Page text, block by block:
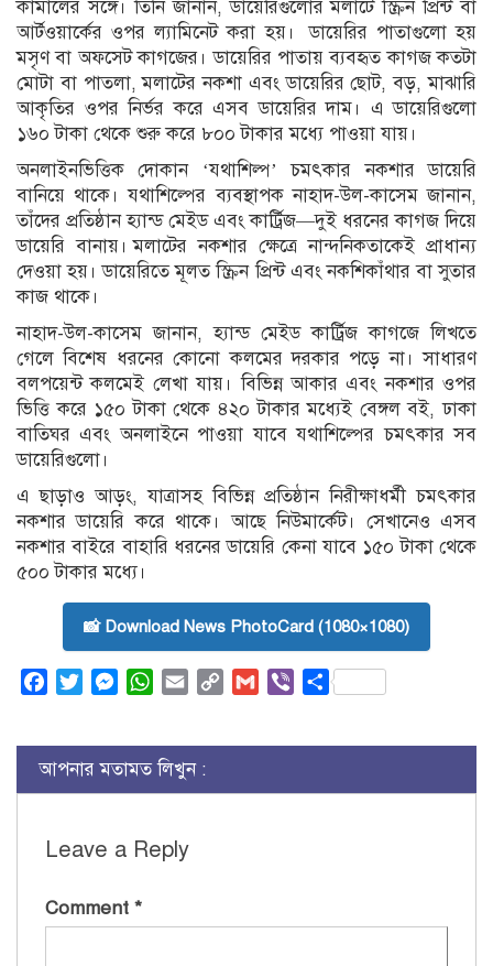
কামালের সঙ্গে। তিনি জানান, ডায়েরিগুলোর মলাটে স্ক্রিন প্রিন্ট বা
আর্টওয়ার্কের ওপর ল্যামিনেট করা হয়। ডায়েরির পাতাগুলো হয়
মসৃণ বা অফসেট কাগজের। ডায়েরির পাতায় ব্যবহৃত কাগজ কতটা
মোটা বা পাতলা, মলাটের নকশা এবং ডায়েরির ছোট, বড়, মাঝারি
আকৃতির ওপর নির্ভর করে এসব ডায়েরির দাম। এ ডায়েরিগুলো
১৬০ টাকা থেকে শুরু করে ৮০০ টাকার মধ্যে পাওয়া যায়।
অনলাইনভিত্তিক দোকান ‘যথাশিল্প’ চমৎকার নকশার ডায়েরি
বানিয়ে থাকে। যথাশিল্পের ব্যবস্থাপক নাহাদ-উল-কাসেম জানান,
তাঁদের প্রতিষ্ঠান হ্যান্ড মেইড এবং কার্ট্রিজ—দুই ধরনের কাগজ দিয়ে
ডায়েরি বানায়। মলাটের নকশার ক্ষেত্রে নান্দনিকতাকেই প্রাধান্য
দেওয়া হয়। ডায়েরিতে মূলত স্ক্রিন প্রিন্ট এবং নকশিকাঁথার বা সুতার
কাজ থাকে।
নাহাদ-উল-কাসেম জানান, হ্যান্ড মেইড কার্ট্রিজ কাগজে লিখতে
গেলে বিশেষ ধরনের কোনো কলমের দরকার পড়ে না। সাধারণ
বলপয়েন্ট কলমেই লেখা যায়। বিভিন্ন আকার এবং নকশার ওপর
ভিত্তি করে ১৫০ টাকা থেকে ৪২০ টাকার মধ্যেই বেঙ্গল বই, ঢাকা
বাতিঘর এবং অনলাইনে পাওয়া যাবে যথাশিল্পের চমৎকার সব
ডায়েরিগুলো।
এ ছাড়াও আড়ং, যাত্রাসহ বিভিন্ন প্রতিষ্ঠান নিরীক্ষাধর্মী চমৎকার
নকশার ডায়েরি করে থাকে। আছে নিউমার্কেট। সেখানেও এসব
নকশার বাইরে বাহারি ধরনের ডায়েরি কেনা যাবে ১৫০ টাকা থেকে
৫০০ টাকার মধ্যে।
📸 Download News PhotoCard (1080×1080)
FacebookTwitterMessenger
WhatsApp
Email
Copy
Gmail ViberShare
আপনার মতামত লিখুন :
Leave a Reply
Comment *